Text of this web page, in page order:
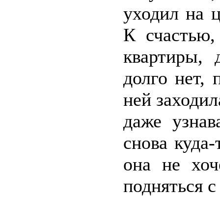
уходил на
К
квартиры,
долго нет,
ней
даже
снова
она не
подняться